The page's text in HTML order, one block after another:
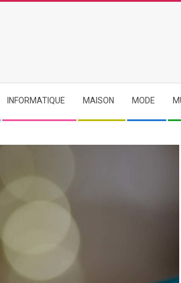
INFORMATIQUE MAISON MODE